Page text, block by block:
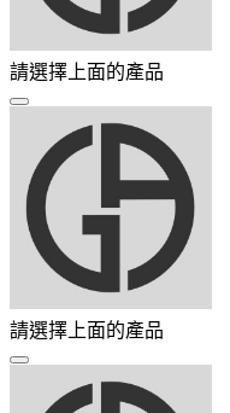
請選擇上面的產品
請選擇上面的產品